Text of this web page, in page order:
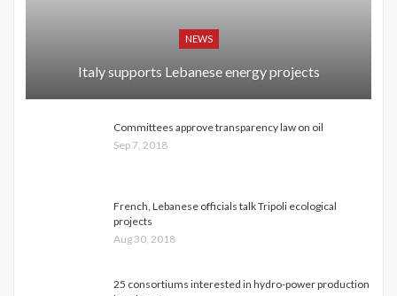
NEWS
Italy supports Lebanese energy projects
Committees approve transparency law on oil
Sep 7, 2018
French, Lebanese officials talk Tripoli ecological
projects
Aug 30, 2018
25 consortiums interested in hydro-power production